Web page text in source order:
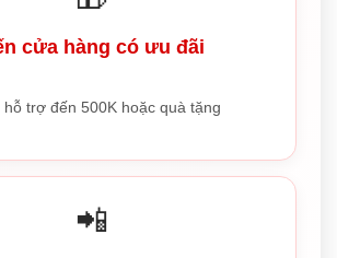
cửa hàng có ưu đãi
hỗ trợ đến 500K hoặc quà tặng
📲